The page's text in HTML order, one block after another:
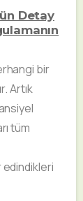
Detay
bir
Artık
tüm